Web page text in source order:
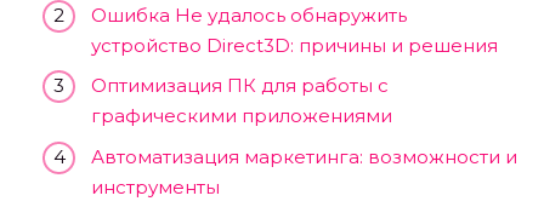
Ошибка Не удалось обнаружить
устройство Direct3D: причины и решения
Оптимизация ПК для работы с
графическими приложениями
Автоматизация маркетинга: возможности и
инструменты